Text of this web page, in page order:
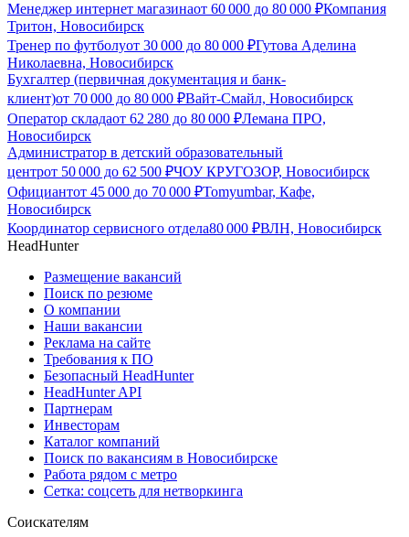
Менеджер интернет магазинаот 60 000 до 80 000 ₽Компания
Тритон, Новосибирск
Тренер по футболуот 30 000 до 80 000 ₽Гутова Аделина
Николаевна, Новосибирск
Бухгалтер (первичная документация и банк-
клиент)от 70 000 до 80 000 ₽Вайт-Смайл, Новосибирск
Оператор складаот 62 280 до 80 000 ₽Лемана ПРО,
Новосибирск
Администратор в детский образовательный
центрот 50 000 до 62 500 ₽ЧОУ КРУГОЗОР, Новосибирск
Официантот 45 000 до 70 000 ₽Tomyumbar, Кафе,
Новосибирск
Координатор сервисного отдела80 000 ₽ВЛН, Новосибирск
HeadHunter
Размещение вакансий
Поиск по резюме
О компании
Наши вакансии
Реклама на сайте
Требования к ПО
Безопасный HeadHunter
HeadHunter API
Партнерам
Инвесторам
Каталог компаний
Поиск по вакансиям в Новосибирске
Работа рядом с метро
Сетка: соцсеть для нетворкинга
Соискателям